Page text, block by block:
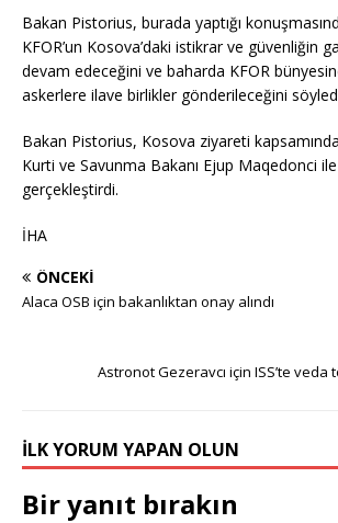
Bakan Pistorius, burada yaptığı
KFOR’un Kosova’daki istikrar ve güvenliğin
devam edeceğini ve baharda KFOR
askerlere ilave birlikler gönderileceğini
Bakan Pistorius, Kosova ziyareti
Kurti ve Savunma Bakanı Ejup Maqedonci
gerçekleştirdi.
İHA
ÖNCEKI
Alaca OSB için bakanlıktan onay alındı
Astronot Gezeravcı için ISS’te
İLK YORUM YAPAN OLUN
Bir yanıt bırakın